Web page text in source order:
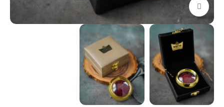
برای بزرگنمایی کلیک کنید